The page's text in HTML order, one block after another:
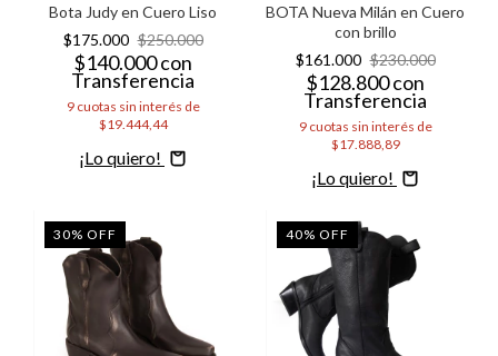
Bota Judy en Cuero Liso
$175.000 $250.000
$140.000con
Transferencia
9 cuotas sin interés de
$19.444,44
Comprar
BOTA Nueva Milán en Cuero
con brillo
$161.000 $230.000
$128.800con
Transferencia
9 cuotas sin interés de
$17.888,89
Comprar
30% OFF 40% OFF